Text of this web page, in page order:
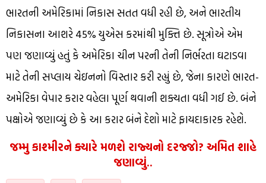
ભારતની અમેરિકામાં નિકાસ સતત વધી રહી છે, અને ભારતીય
નિકાસના આશરે 45% યુએસ કરમાંથી મુક્તિ છે. સૂત્રોએ એમ
પણ જણાવ્યું હતું કે અમેરિકા ચીન પરની તેની નિર્ભરતા ઘટાડવા
માટે તેની સપ્લાય ચેઇનનો વિસ્તાર કરી રહ્યું છે, જેના કારણે ભારત-
અમેરિકા વેપાર કરાર વહેલા પૂર્ણ થવાની શક્યતા વધી ગઈ છે. બંને
પક્ષોએ જણાવ્યું છે કે આ કરાર બંને દેશો માટે ફાયદાકારક રહેશે.
જમ્મુ કાશ્મીરને ક્યારે મળશે રાજ્યનો દરજ્જો? અમિત શાહે
જણાવ્યું..